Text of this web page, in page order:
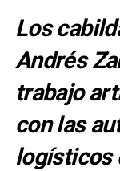
Los
Andrés
trabajo
con las
logísticos